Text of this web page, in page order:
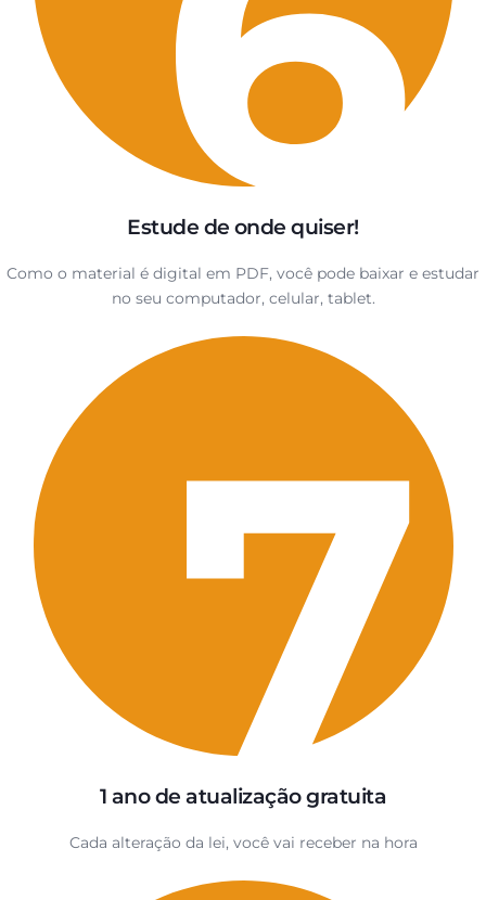
Estude de onde quiser!
Como o material é digital em PDF, você pode baixar e estudar
no seu computador, celular, tablet.
1 ano de atualização gratuita
Cada alteração da lei, você vai receber na hora